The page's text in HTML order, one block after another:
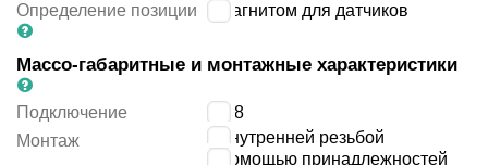
Определение позиции
с магнитом для датчиков
Массо-габаритные и монтажные характеристики
Подключение
G1/8
Монтаж
с внутренней резьбой
с помощью принадлежностей